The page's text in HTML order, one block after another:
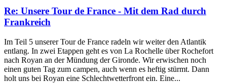
Re: Unsere Tour de France - Mit dem Rad durch
Frankreich
Im Teil 5 unserer Tour de France radeln wir weiter den Atlantik
entlang. In zwei Etappen geht es von La Rochelle über Rochefort
nach Royan an der Mündung der Gironde. Wir erwischen noch
einen guten Tag zum campen, auch wenn es heftig stürmt. Dann
holt uns bei Royan eine Schlechtwetterfront ein. Eine...